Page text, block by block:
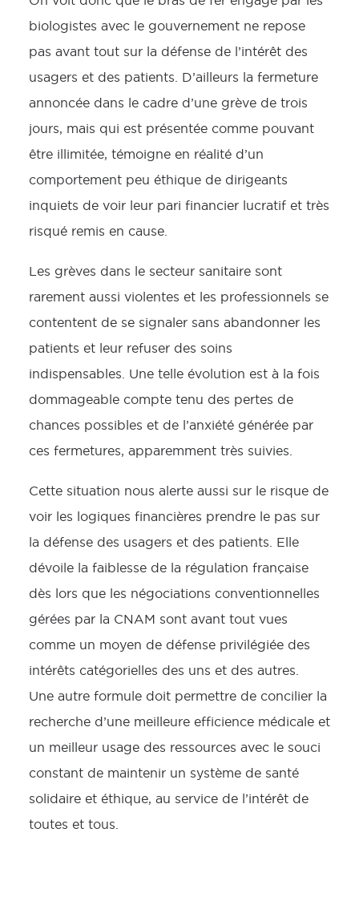
biologistes avec le gouvernement ne repose
pas avant tout sur la défense de l’intérêt des
usagers et des patients. D’ailleurs la fermeture
annoncée dans le cadre d’une grève de trois
jours, mais qui est présentée comme pouvant
être illimitée, témoigne en réalité d’un
comportement peu éthique de dirigeants
inquiets de voir leur pari financier lucratif et très
risqué remis en cause.
Les grèves dans le secteur sanitaire sont
rarement aussi violentes et les professionnels se
contentent de se signaler sans abandonner les
patients et leur refuser des soins
indispensables. Une telle évolution est à la fois
dommageable compte tenu des pertes de
chances possibles et de l’anxiété générée par
ces fermetures, apparemment très suivies.
Cette situation nous alerte aussi sur le risque de
voir les logiques financières prendre le pas sur
la défense des usagers et des patients. Elle
dévoile la faiblesse de la régulation française
dès lors que les négociations conventionnelles
gérées par la CNAM sont avant tout vues
comme un moyen de défense privilégiée des
intérêts catégorielles des uns et des autres.
Une autre formule doit permettre de concilier la
recherche d’une meilleure efficience médicale et
un meilleur usage des ressources avec le souci
constant de maintenir un système de santé
solidaire et éthique, au service de l’intérêt de
toutes et tous.